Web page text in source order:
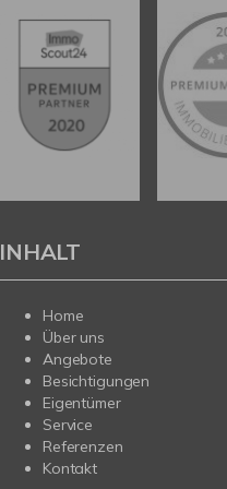
INHALT
Home
Über uns
Angebote
Besichtigungen
Eigentümer
Service
Referenzen
Kontakt